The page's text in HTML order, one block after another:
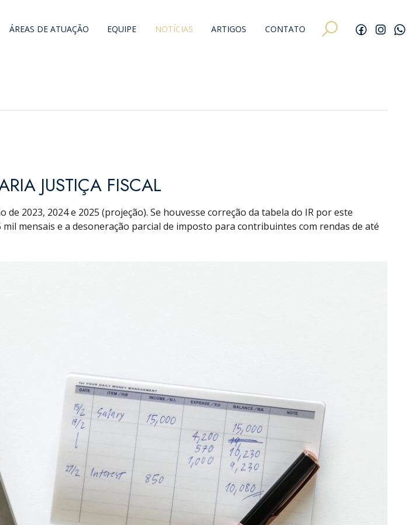
ÁREAS DE ATUAÇÃO EQUIPE NOTÍCIAS ARTIGOS CONTATO
JUSTIÇA FISCAL
2023, 2024 e 2025 (projeção). Se houvesse correção da tabela do IR por este
mensais e a desoneração parcial de imposto para contribuintes com rendas de até